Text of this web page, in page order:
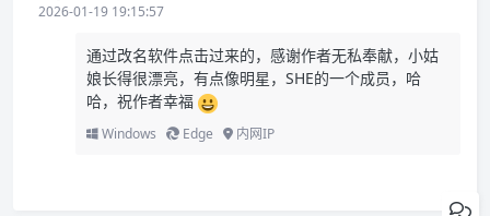
2026-01-19 19:15:57
通过改名软件点击过来的，感谢作者无私奉献，小姑
娘长得很漂亮，有点像明星，SHE的一个成员，哈
哈，祝作者幸福
Windows Edge 内网IP